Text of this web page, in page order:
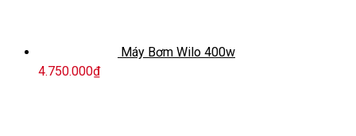
Máy Bơm Wilo 400w
4.750.000₫